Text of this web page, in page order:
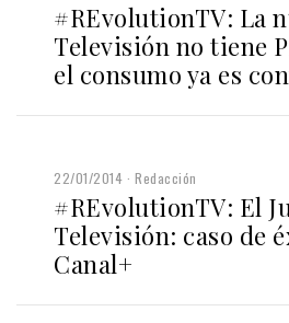
#REvolutionTV: La
Televisión no tiene
el consumo ya es
22/01/2014 Redacción
#REvolutionTV: El
Televisión: caso de
Canal+